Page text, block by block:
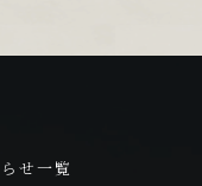
せ一覧